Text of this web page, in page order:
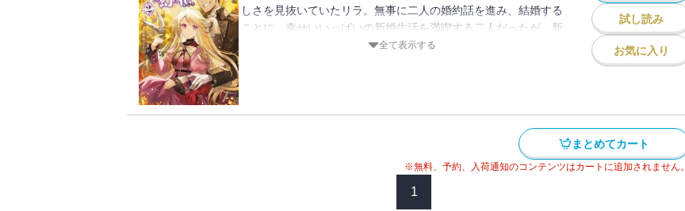
しさを見抜いていたリラ。無事に二人の婚約話を進み、結婚する
ことに。幸せいいっぱいの新婚生活を満喫する二人だったが、新
婚旅行として訪れた先で、リラの婚約者と名乗る男が現れて
全て表示する
試し読み
お気に入り
まとめてカート
※無料、予約、入荷通知のコンテンツはカートに追加されません。
1